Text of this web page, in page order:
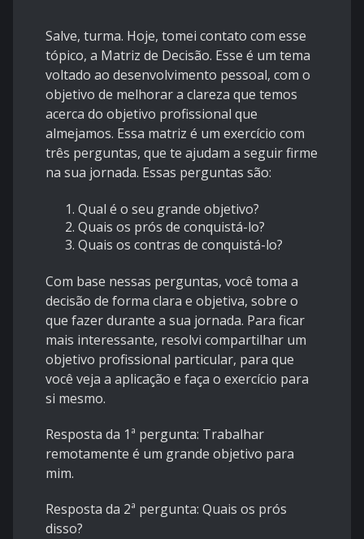
Salve, turma. Hoje, tomei contato com esse
tópico, a Matriz de Decisão. Esse é um tema
voltado ao desenvolvimento pessoal, com o
objetivo de melhorar a clareza que temos
acerca do objetivo profissional que
almejamos. Essa matriz é um exercício com
três perguntas, que te ajudam a seguir firme
na sua jornada. Essas perguntas são:
Qual é o seu grande objetivo?
Quais os prós de conquistá-lo?
Quais os contras de conquistá-lo?
Com base nessas perguntas, você toma a
decisão de forma clara e objetiva, sobre o
que fazer durante a sua jornada. Para ficar
mais interessante, resolvi compartilhar um
objetivo profissional particular, para que
você veja a aplicação e faça o exercício para
si mesmo.
Resposta da 1ª pergunta: Trabalhar
remotamente é um grande objetivo para
mim.
Resposta da 2ª pergunta: Quais os prós
disso?